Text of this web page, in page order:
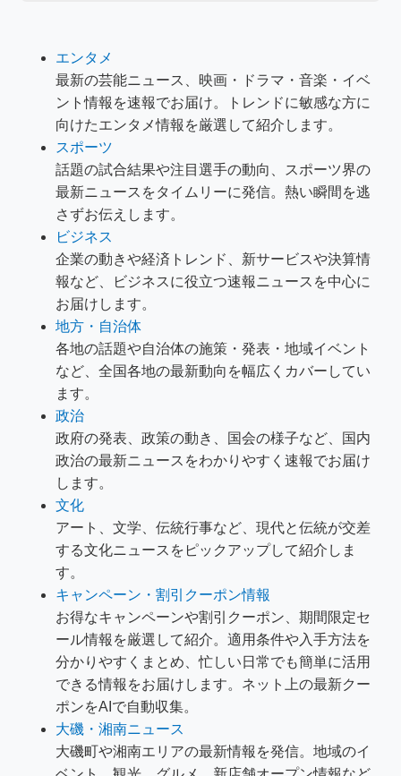
エンタメ
最新の芸能ニュース、映画・ドラマ・音楽・イベ
ント情報を速報でお届け。トレンドに敏感な方に
向けたエンタメ情報を厳選して紹介します。
スポーツ
話題の試合結果や注目選手の動向、スポーツ界の
最新ニュースをタイムリーに発信。熱い瞬間を逃
さずお伝えします。
ビジネス
企業の動きや経済トレンド、新サービスや決算情
報など、ビジネスに役立つ速報ニュースを中心に
お届けします。
地方・自治体
各地の話題や自治体の施策・発表・地域イベント
など、全国各地の最新動向を幅広くカバーしてい
ます。
政治
政府の発表、政策の動き、国会の様子など、国内
政治の最新ニュースをわかりやすく速報でお届け
します。
文化
アート、文学、伝統行事など、現代と伝統が交差
する文化ニュースをピックアップして紹介しま
す。
キャンペーン・割引クーポン情報
お得なキャンペーンや割引クーポン、期間限定セ
ール情報を厳選して紹介。適用条件や入手方法を
分かりやすくまとめ、忙しい日常でも簡単に活用
できる情報をお届けします。ネット上の最新クー
ポンをAIで自動収集。
大磯・湘南ニュース
大磯町や湘南エリアの最新情報を発信。地域のイ